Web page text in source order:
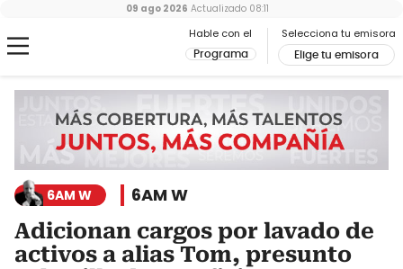
Hable con el
Programa
Selecciona tu emisora
Elige tu emisora
09 ago 2026 Actualizado 08:11
6AM W 6AM W
Adicionan cargos por lavado de
activos a alias Tom, presunto